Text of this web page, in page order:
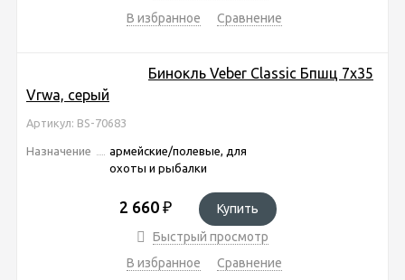
В избранное
Сравнение
Бинокль Veber Classic Бпшц 7x35
Vrwa, серый
Артикул: BS-70683
Назначение
армейские/полевые, для
охоты и рыбалки
2 660 ₽
Купить
Быстрый просмотр
В избранное
Сравнение